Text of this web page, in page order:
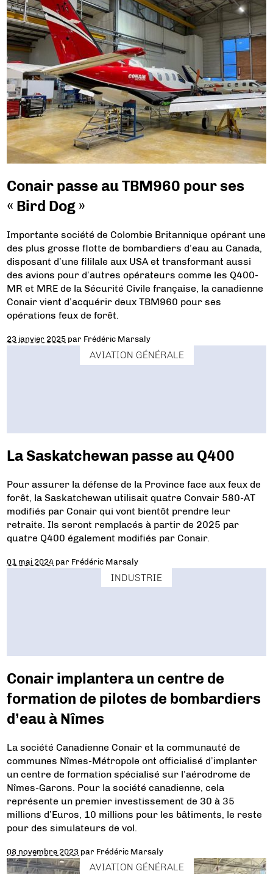
Conair passe au TBM960 pour ses
« Bird Dog »
Importante société de Colombie Britannique opérant une
des plus grosse flotte de bombardiers d’eau au Canada,
disposant d’une fililale aux USA et transformant aussi
des avions pour d’autres opérateurs comme les Q400-
MR et MRE de la Sécurité Civile française, la canadienne
Conair vient d’acquérir deux TBM960 pour ses
opérations feux de forêt.
23 janvier 2025 par Frédéric Marsaly
AVIATION GÉNÉRALE
La Saskatchewan passe au Q400
Pour assurer la défense de la Province face aux feux de
forêt, la Saskatchewan utilisait quatre Convair 580-AT
modifiés par Conair qui vont bientôt prendre leur
retraite. Ils seront remplacés à partir de 2025 par
quatre Q400 également modifiés par Conair.
01 mai 2024 par Frédéric Marsaly
INDUSTRIE
Conair implantera un centre de
formation de pilotes de bombardiers
d’eau à Nîmes
La société Canadienne Conair et la communauté de
communes Nîmes-Métropole ont officialisé d’implanter
un centre de formation spécialisé sur l’aérodrome de
Nîmes-Garons. Pour la société canadienne, cela
représente un premier investissement de 30 à 35
millions d’Euros, 10 millions pour les bâtiments, le reste
pour des simulateurs de vol.
08 novembre 2023 par Frédéric Marsaly
AVIATION GÉNÉRALE